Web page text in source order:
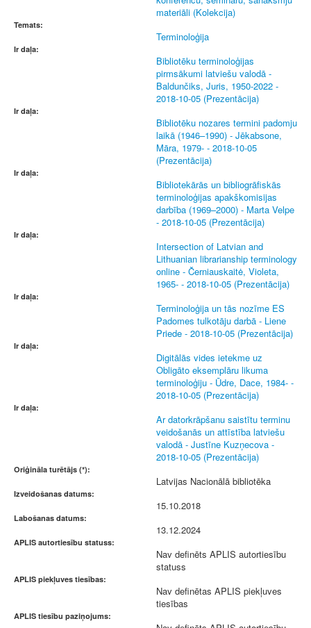
materiāli (Kolekcija)
Temats:
Terminoloģija
Ir daļa:
Bibliotēku terminoloģijas
pirmsākumi latviešu valodā -
Baldunčiks, Juris, 1950-2022 -
2018-10-05 (Prezentācija)
Ir daļa:
Bibliotēku nozares termini padomju
laikā (1946–1990) - Jēkabsone,
Māra, 1979- - 2018-10-05
(Prezentācija)
Ir daļa:
Bibliotekārās un bibliogrāfiskās
terminoloģijas apakškomisijas
darbība (1969–2000) - Marta Velpe
- 2018-10-05 (Prezentācija)
Ir daļa:
Intersection of Latvian and
Lithuanian librarianship terminology
online - Černiauskaitė, Violeta,
1965- - 2018-10-05 (Prezentācija)
Ir daļa:
Terminoloģija un tās nozīme ES
Padomes tulkotāju darbā - Liene
Priede - 2018-10-05 (Prezentācija)
Ir daļa:
Digitālās vides ietekme uz
Obligāto eksemplāru likuma
terminoloģiju - Ūdre, Dace, 1984- -
2018-10-05 (Prezentācija)
Ir daļa:
Ar datorkrāpšanu saistītu terminu
veidošanās un attīstība latviešu
valodā - Justīne Kuzņecova -
2018-10-05 (Prezentācija)
Oriģināla turētājs (*):
Latvijas Nacionālā bibliotēka
Izveidošanas datums:
15.10.2018
Labošanas datums:
13.12.2024
APLIS autortiesību statuss:
Nav definēts APLIS autortiesību
statuss
APLIS piekļuves tiesības:
Nav definētas APLIS piekļuves
tiesības
APLIS tiesību paziņojums: